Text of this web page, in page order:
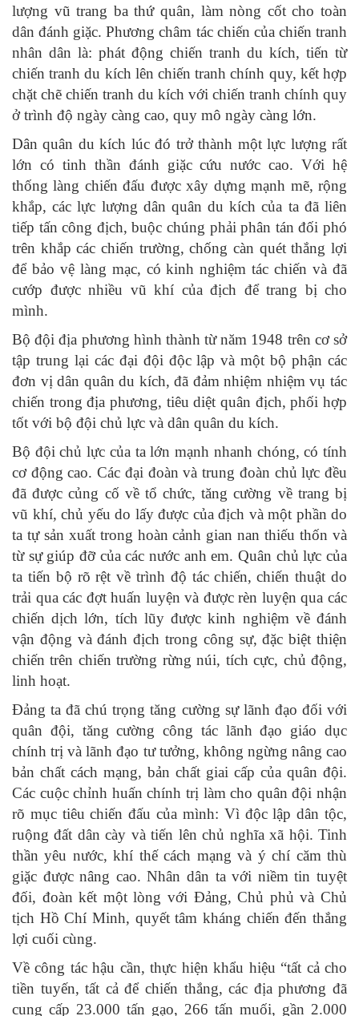
lượng vũ trang ba thứ quân, làm nòng cốt cho toàn
dân đánh giặc. Phương châm tác chiến của chiến tranh
nhân dân là: phát động chiến tranh du kích, tiến từ
chiến tranh du kích lên chiến tranh chính quy, kết hợp
chặt chẽ chiến tranh du kích với chiến tranh chính quy
ở trình độ ngày càng cao, quy mô ngày càng lớn.
Dân quân du kích lúc đó trở thành một lực lượng rất
lớn có tinh thần đánh giặc cứu nước cao. Với hệ
thống làng chiến đấu được xây dựng mạnh mẽ, rộng
khắp, các lực lượng dân quân du kích của ta đã liên
tiếp tấn công địch, buộc chúng phải phân tán đối phó
trên khắp các chiến trường, chống càn quét thắng lợi
để bảo vệ làng mạc, có kinh nghiệm tác chiến và đã
cướp được nhiều vũ khí của địch để trang bị cho
mình.
Bộ đội địa phương hình thành từ năm 1948 trên cơ sở
tập trung lại các đại đội độc lập và một bộ phận các
đơn vị dân quân du kích, đã đảm nhiệm nhiệm vụ tác
chiến trong địa phương, tiêu diệt quân địch, phối hợp
tốt với bộ đội chủ lực và dân quân du kích.
Bộ đội chủ lực của ta lớn mạnh nhanh chóng, có tính
cơ động cao. Các đại đoàn và trung đoàn chủ lực đều
đã được củng cố về tổ chức, tăng cường về trang bị
vũ khí, chủ yếu do lấy được của địch và một phần do
ta tự sản xuất trong hoàn cảnh gian nan thiếu thốn và
từ sự giúp đỡ của các nước anh em. Quân chủ lực của
ta tiến bộ rõ rệt về trình độ tác chiến, chiến thuật do
trải qua các đợt huấn luyện và được rèn luyện qua các
chiến dịch lớn, tích lũy được kinh nghiệm về đánh
vận động và đánh địch trong công sự, đặc biệt thiện
chiến trên chiến trường rừng núi, tích cực, chủ động,
linh hoạt.
Đảng ta đã chú trọng tăng cường sự lãnh đạo đối với
quân đội, tăng cường công tác lãnh đạo giáo dục
chính trị và lãnh đạo tư tưởng, không ngừng nâng cao
bản chất cách mạng, bản chất giai cấp của quân đội.
Các cuộc chỉnh huấn chính trị làm cho quân đội nhận
rõ mục tiêu chiến đấu của mình: Vì độc lập dân tộc,
ruộng đất dân cày và tiến lên chủ nghĩa xã hội. Tinh
thần yêu nước, khí thế cách mạng và ý chí căm thù
giặc được nâng cao. Nhân dân ta với niềm tin tuyệt
đối, đoàn kết một lòng với Đảng, Chủ phủ và Chủ
tịch Hồ Chí Minh, quyết tâm kháng chiến đến thắng
lợi cuối cùng.
Về công tác hậu cần, thực hiện khẩu hiệu “tất cả cho
tiền tuyến, tất cả để chiến thắng, các địa phương đã
cung cấp 23.000 tấn gạo, 266 tấn muối, gần 2.000